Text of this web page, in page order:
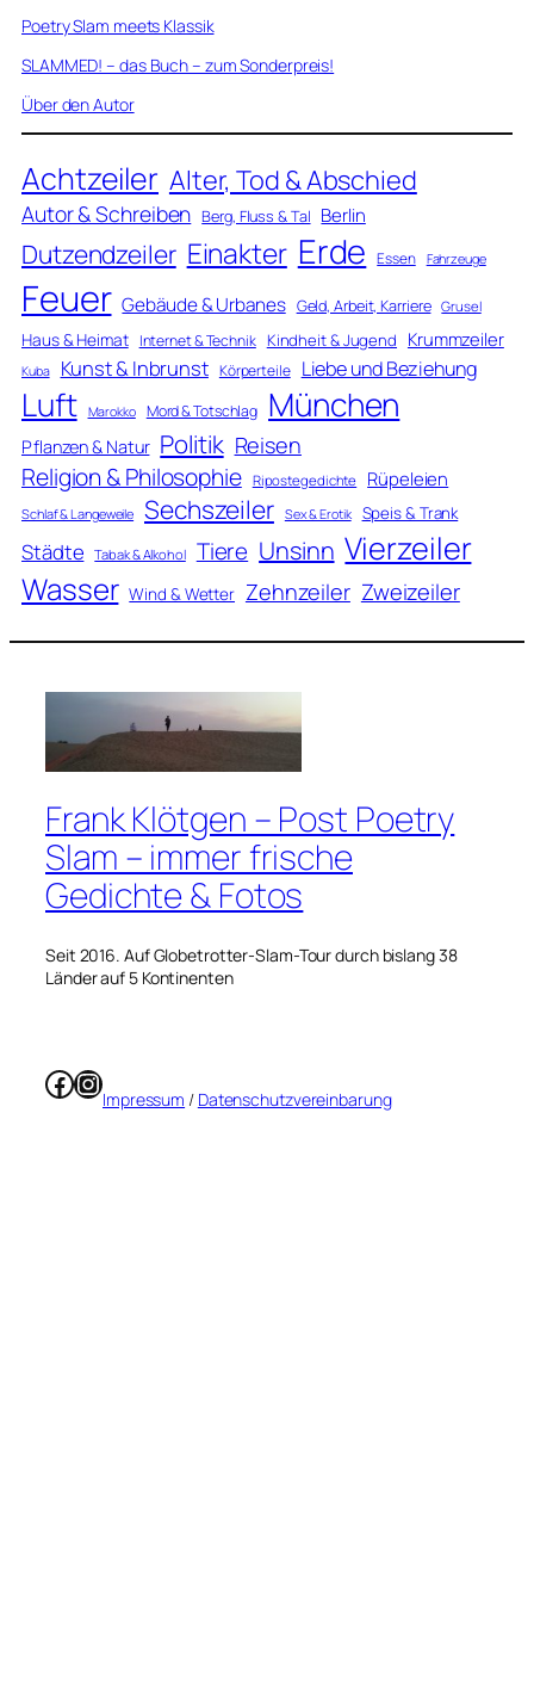
Poetry Slam meets Klassik
SLAMMED! – das Buch – zum Sonderpreis!
Über den Autor
Achtzeiler Alter, Tod & Abschied
Autor & Schreiben Berg, Fluss & Tal Berlin
Dutzendzeiler Einakter Erde Essen Fahrzeuge
Feuer Gebäude & Urbanes Geld, Arbeit, Karriere Grusel
Haus & Heimat Internet & Technik Kindheit & Jugend Krummzeiler
Kuba Kunst & Inbrunst Körperteile Liebe und Beziehung
Luft Marokko Mord & Totschlag München
Pflanzen & Natur Politik Reisen
Religion & Philosophie Ripostegedichte Rüpeleien
Schlaf & Langeweile Sechszeiler Sex & Erotik Speis & Trank
Städte Tabak & Alkohol Tiere Unsinn Vierzeiler
Wasser Wind & Wetter Zehnzeiler Zweizeiler
Frank Klötgen – Post Poetry
Slam – immer frische
Gedichte & Fotos
Seit 2016. Auf Globetrotter-Slam-Tour durch bislang 38
Länder auf 5 Kontinenten
Facebook
Instagram
Impressum / Datenschutzvereinbarung